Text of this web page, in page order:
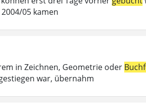
05 kamen
in Zeichnen, Geometrie oder
war, übernahm